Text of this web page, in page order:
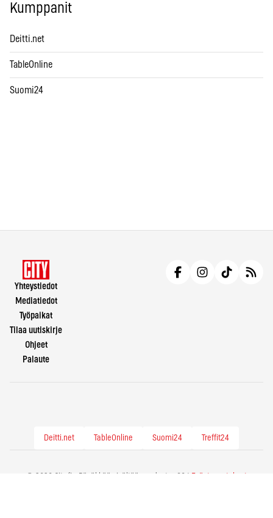
Kumppanit
Deitti.net
TableOnline
Suomi24
Yhteystiedot
Mediatiedot
Työpaikat
Tilaa uutiskirje
Ohjeet
Palaute
Deitti.net TableOnline Suomi24 Treffit24